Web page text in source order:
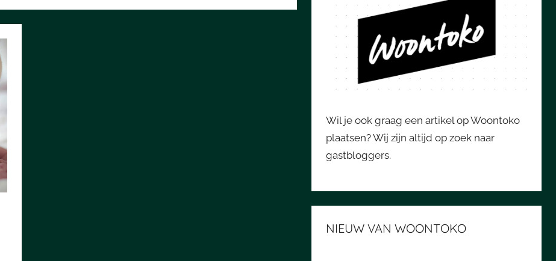
Wil je ook graag een artikel op Woontoko
plaatsen? Wij zijn altijd op zoek naar
gastbloggers.
NIEUW VAN WOONTOKO